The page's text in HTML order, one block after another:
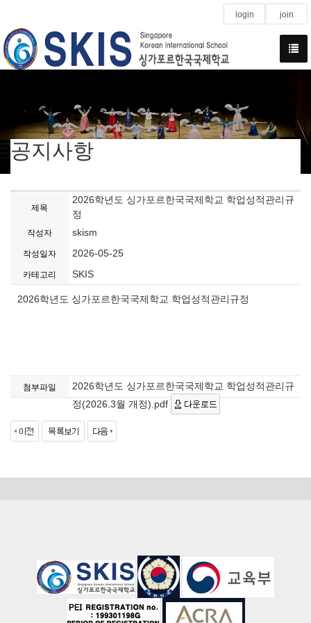
login join
공지사항
제목
2026학년도 싱가포르한국국제학교 학업성적관리규
정
작성자 skism
작성일자 2026-05-25
카테고리 SKIS
2026학년도 싱가포르한국국제학교 학업성적관리규정
첨부파일
2026학년도 싱가포르한국국제학교 학업성적관리규
정(2026.3월 개정).pdf